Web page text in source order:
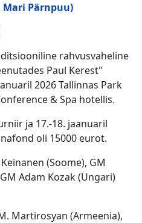
Pärnpuu)
rahvusvaheline
Paul Kerest"
2026 Tallinnas Park
& Spa hotellis.
ja 17.-18. jaanuaril
oli 15000 eurot.
(Soome), GM
Adam Kozak (Ungari)
Martirosyan (Armeenia),